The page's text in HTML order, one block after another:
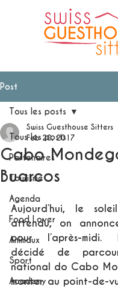
Post
Tous les posts
Partenaires
Tourisme
Agenda
Food Lover
Animaux
Sport
Academy
Tous les posts
Cabo
Buarcos
Swiss Guesthouse Sitters
Feb 20, 2017
Aujourd’hui, le
attendu, on
pour l’après-midi.
décidé de
national do Cabo
monter au point-de-